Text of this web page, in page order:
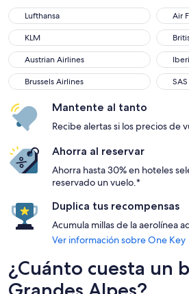
Lufthansa
Air
KLM
Austrian Airlines
Brussels Airlines
SAS
Mantente al tanto
Recibe alertas si los precios de
Ahorra al reservar
Ahorra hasta 30% en hoteles
reservado un vuelo.*
Duplica tus recompensas
Acumula millas de la aerolínea
Ver información sobre One Key
¿Cuánto cuesta un